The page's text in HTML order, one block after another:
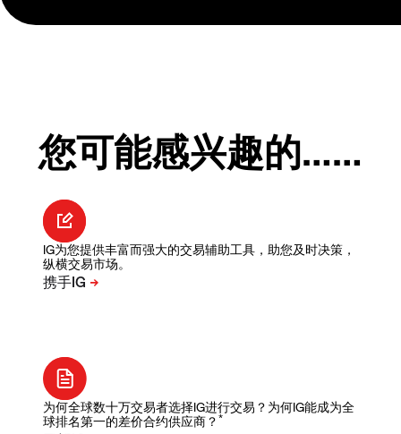
您可能感兴趣的……
IG为您提供丰富而强大的交易辅助工具，助您及时决策，
纵横交易市场。
为何全球数十万交易者选择IG进行交易？为何IG能成为全
球排名第一的差价合约供应商？ *